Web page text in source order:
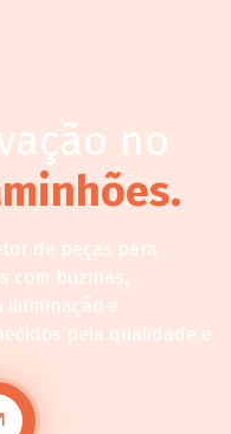
no
de peças para
com buzinas,
iluminação e
pela qualidade e